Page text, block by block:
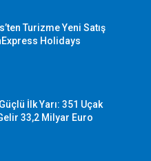
Turizme Yeni Satış
Holidays
İlk Yarı: 351 Uçak
33,2 Milyar Euro